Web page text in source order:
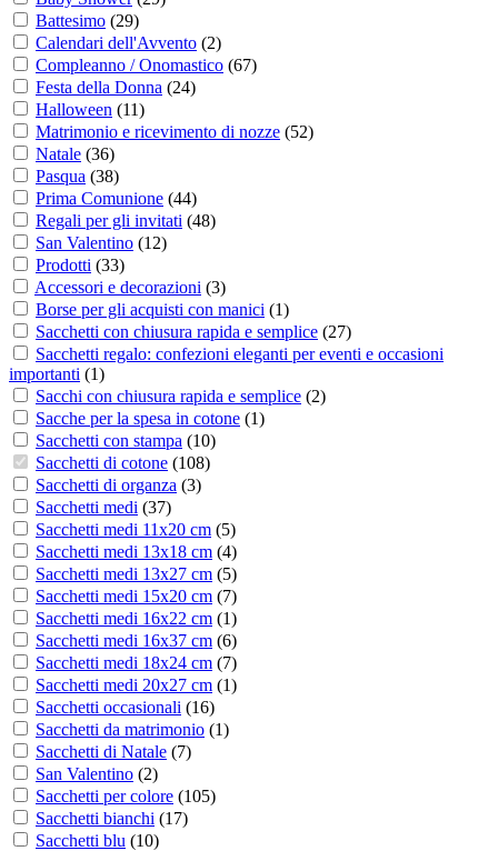
Battesimo (29)
Calendari dell'Avvento (2)
Compleanno / Onomastico (67)
Festa della Donna (24)
Halloween (11)
Matrimonio e ricevimento di nozze (52)
Natale (36)
Pasqua (38)
Prima Comunione (44)
Regali per gli invitati (48)
San Valentino (12)
Prodotti (33)
Accessori e decorazioni (3)
Borse per gli acquisti con manici (1)
Sacchetti con chiusura rapida e semplice (27)
Sacchetti regalo: confezioni eleganti per eventi e occasioni
importanti (1)
Sacchi con chiusura rapida e semplice (2)
Sacche per la spesa in cotone (1)
Sacchetti con stampa (10)
Sacchetti di cotone (108)
Sacchetti di organza (3)
Sacchetti medi (37)
Sacchetti medi 11x20 cm (5)
Sacchetti medi 13x18 cm (4)
Sacchetti medi 13x27 cm (5)
Sacchetti medi 15x20 cm (7)
Sacchetti medi 16x22 cm (1)
Sacchetti medi 16x37 cm (6)
Sacchetti medi 18x24 cm (7)
Sacchetti medi 20x27 cm (1)
Sacchetti occasionali (16)
Sacchetti da matrimonio (1)
Sacchetti di Natale (7)
San Valentino (2)
Sacchetti per colore (105)
Sacchetti bianchi (17)
Sacchetti blu (10)